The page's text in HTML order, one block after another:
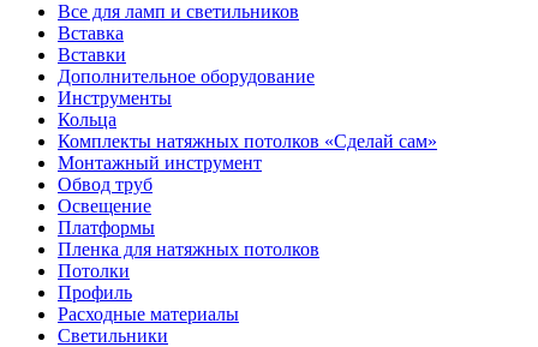
Все для ламп и светильников
Вставка
Вставки
Дополнительное оборудование
Инструменты
Кольца
Комплекты натяжных потолков «Сделай сам»
Монтажный инструмент
Обвод труб
Освещение
Платформы
Пленка для натяжных потолков
Потолки
Профиль
Расходные материалы
Светильники